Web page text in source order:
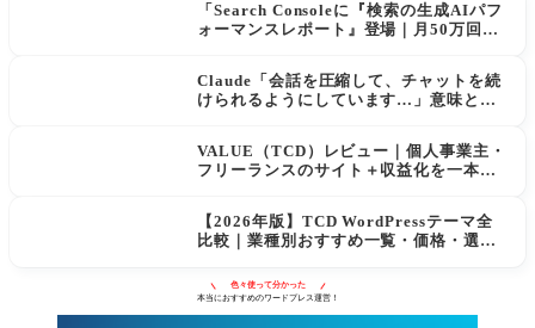
「Search Consoleに『検索の生成AIパフ
ォーマンスレポート』登場｜月50万回AI
Claude「会話を圧縮して、チャットを続
けられるようにしています…」意味と使
VALUE（TCD）レビュー｜個人事業主・
フリーランスのサイト＋収益化を一本化
【2026年版】TCD WordPressテーマ全
比較｜業種別おすすめ一覧・価格・選び
色々使って分かった
本当におすすめのワードプレス運営！